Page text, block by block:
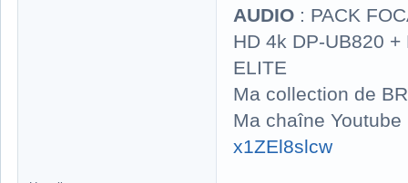
AUDIO : PACK
HD 4k DP-UB820
ELITE
Ma collection de
Ma chaîne
x1ZEl8slcw